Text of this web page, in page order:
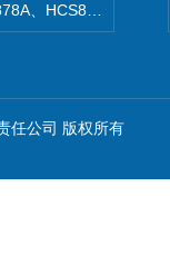
、HCS878B非金属
任公司 版权所有